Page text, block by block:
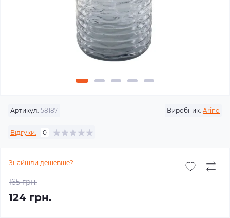
Артикул: 58187 Виробник: Arino
Відгуки: 0
Знайшли дешевше?
165 грн.
124 грн.